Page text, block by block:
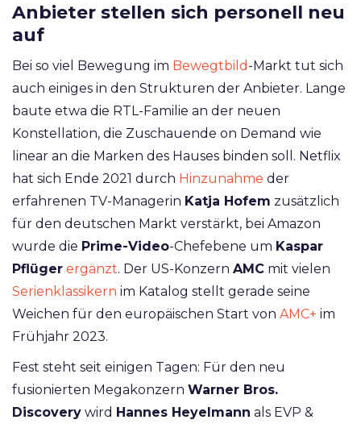
Anbieter stellen sich personell neu
auf
Bei so viel Bewegung im Bewegtbild -Markt tut sich
auch einiges in den Strukturen der Anbieter. Lange
baute etwa die RTL-Familie an der neuen
Konstellation, die Zuschauende on Demand wie
linear an die Marken des Hauses binden soll. Netflix
hat sich Ende 2021 durch Hinzunahme der
erfahrenen TV-Managerin Katja Hofem zusätzlich
für den deutschen Markt verstärkt, bei Amazon
wurde die Prime-Video-Chefebene um Kaspar
Pflüger ergänzt. Der US-Konzern AMC mit vielen
Serienklassikern im Katalog stellt gerade seine
Weichen für den europäischen Start von AMC+ im
Frühjahr 2023.
Fest steht seit einigen Tagen: Für den neu
fusionierten Megakonzern Warner Bros.
Discovery wird Hannes Heyelmann als EVP &